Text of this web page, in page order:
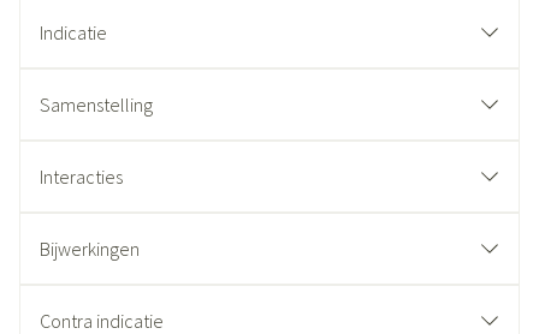
Indicatie
Samenstelling
Interacties
Bijwerkingen
Contra indicatie